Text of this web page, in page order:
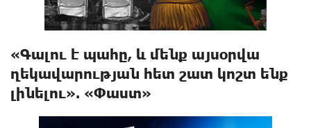
«Գալու է պահը, և մենք այսօրվա
ղեկավարության հետ շատ կոշտ ենք
լինելու». «Փաստ»